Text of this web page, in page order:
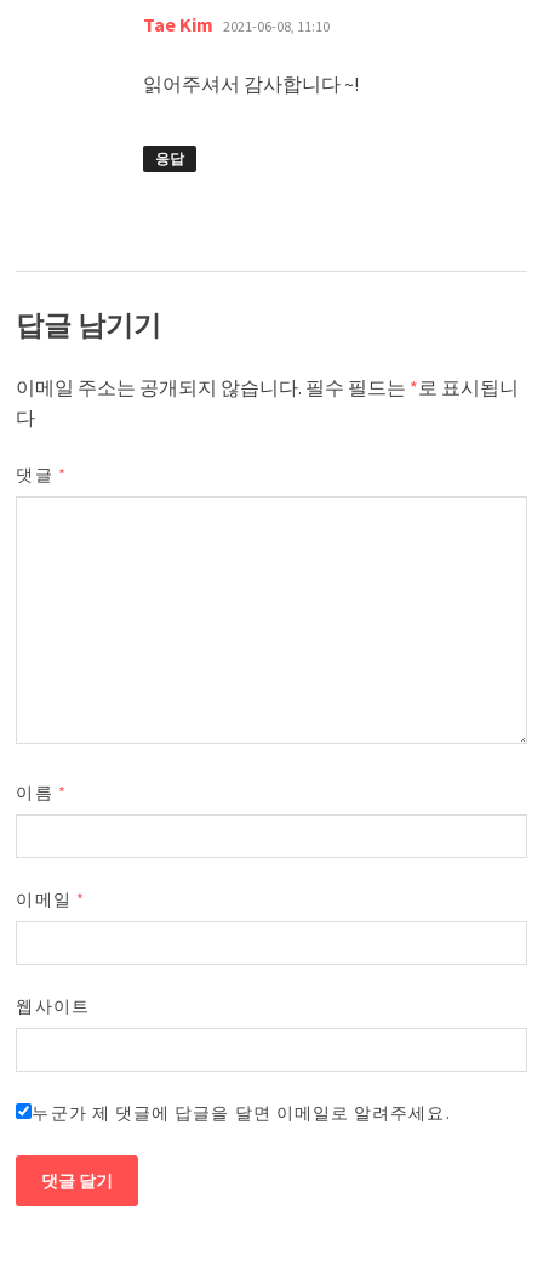
Tae Kim 댓
글:
2021-06-08, 11:10
읽어주셔서 감사합니다 ~!
응답
답글 남기기
이메일 주소는 공개되지 않습니다. 필수 필드는 * 로 표시됩니
다
댓글 *
이름 *
이메일 *
웹사이트
누군가 제 댓글에 답글을 달면 이메일로 알려주세요.